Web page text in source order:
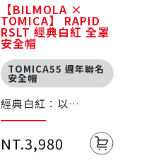
【BILMOLA ×
TOMICA】 RAPID
RSLT 經典白紅 全罩
安全帽
TOMICA55 週年聯名
安全帽
經典白紅：以
經典配色為主軸，延
續玩具車經典造型
NT.3,980